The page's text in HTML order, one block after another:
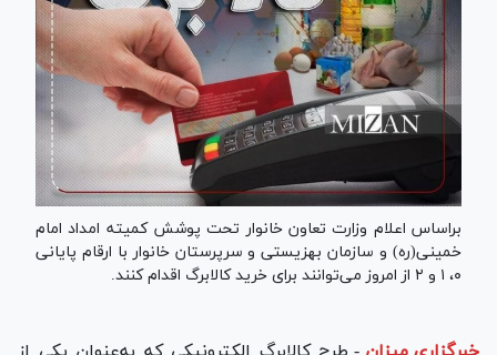
براساس اعلام‌ وزارت تعاون خانوار تحت پوشش کمیته امداد امام
خمینی‌(ره) و سازمان بهزیستی و سرپرستان خانوار با ارقام پایانی
۰، ۱ و ۲ از امروز می‌توانند برای خرید کالابرگ اقدام کنند.